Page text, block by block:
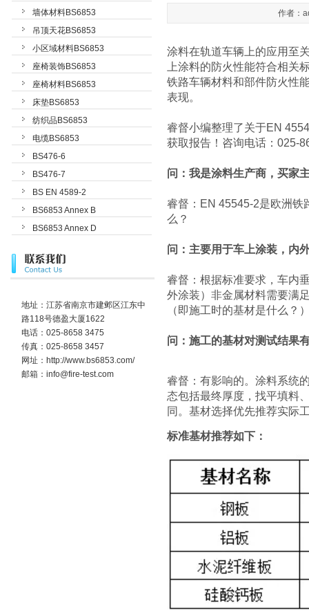
墙体材料BS6853
吊顶天花BS6853
小区域材料BS6853
座椅装饰BS6853
座椅材料BS6853
床垫BS6853
纺织品BS6853
电缆BS6853
BS476-6
BS476-7
BS EN 4589-2
BS6853 Annex B
BS6853 Annex D
作者：
涂料在轨道车辆上的应用至
上涂料的防火性能符合相关
铁路车辆材料和部件防火性
表现。
睿督小编整理了关于EN
获取报告！咨询电话：025-
问：我是涂料生产商，买家
睿督：EN 45545-2是欧洲铁
么？
问：主要用于车上涂装，内
睿督：根据标准要求，车内
外涂装）非金属材料需要满
（即施工时的基材是什么？
问：施工的基材对测试结果
睿督：有影响的。涂料系统
态包括最终厚度，找平填料
同。基材选择优先推荐实际
标准基材推荐如下：
地址：江苏省南京市建邺区江东中
路118号德盈大厦1622
电话：025-8658 3475
传真：025-8658 3457
网址：http://www.bs6853.com/
邮箱：info@fire-test.com